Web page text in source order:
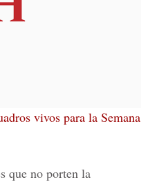
vivos para la Semana
que no porten la